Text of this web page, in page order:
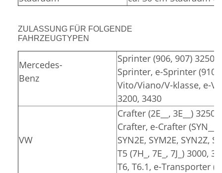
ZULASSUNG FÜR FOLGENDE
FAHRZEUGTYPEN
Mercedes-
Benz
Sprinter (906, 907) 3250,
Sprinter, e-Sprinter (910)
Vito/Viano/V-klasse, e-
3200, 3430
VW
Crafter (2E__, 3E__)
Crafter, e-Crafter (SYN__,
SYN2E, SYM2E, SYN2Z,
T5 (7H_, 7E_, 7J_) 3000,
T6, T6.1, e-Transporter